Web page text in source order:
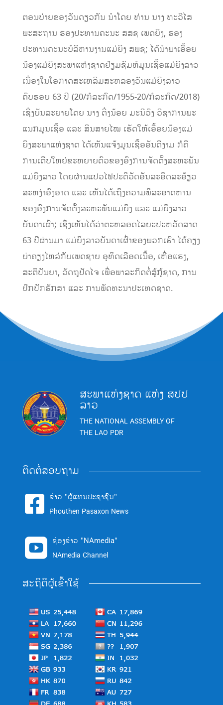
​ຕອນ​ບ່າຍ​ຂອງ​ວັນ​ດຽວກັນ ນຳ​ໂດຍ ທ່ານ ນາງ ທະວີ​ໄສ
ພະ​ສະ​ຖານ ຮອງ​ປະທານ​ຄະນະ ສສຊ ​ເພດ​ຍິງ, ຮອງ​
ປະທານຄະນະ​ບໍລິຫານ​ງານ​​ແມ່ຍິງ ສພຊ; ​ໄດ້​ນຳພາ​ເອື້ອຍ
ນ້ອງ​ແມ່ຍິງ​ສະພາ​ແຫ່ງ​ຊາດ​ຢ້ຽມຊົມຫໍ​ມູນ​ເຊື້ອ​ແມ່​ຍິ​ງລາວ
​ເນື່ອງ​ໃນ​ໂອກາ​ດສະ​ເຫລີ​ມສະຫລອງວັນ​ແມ່ຍິງ​ລາວ
ຄົບຮອບ 63 ປີ (20/ກໍລະກົດ/1955-20/ກໍລະກົດ/2018)
​ເຊິ່ງບັນ​ລະ​ຍາຍ​ໂດຍ ນາງ ຕິ່ງ​ນ້ອຍ ມະນີ​ວົງ ວິຊາ​ການ​ພະ​
ແນ​ກມູນ​ເຊື້ອ ​ແລະ ສິນ​ສາຍ​ໄໝ ​​ເຮັດ​ໃຫ້​ເອື້ອຍນ້ອງ​ແມ່
ຍິງສະພາ​ແຫ່ງ​ຊາດ ​ໄດ້​ເຫັນ​ແຈ້ງ​ມູນ​ເຊື້ອອັນ​ດີງາມ ກໍຄື​
ການ​ເຕີບ​ໃຫຍ່​ຂະຫຍາຍຕົວ​ຂອງ​ອົງການ​ຈັດ​ຕັ້ງ​ສະຫະພັນ​
ແມ່ຍິງ​ລາວ ​ໂດຍ​ຜ່ານ​ແປວ​ໄຟ​ປະຕິວັດ​ອັນ​ລະ​ອິດ​ລະ​ອ້ຽວ
ສະຫງ່າ​ອົງອາດ ​ແລະ ​ເຫັນ​ໄດ້​ເຖິງ​ຄວາມ​ພິລະອາດ​ຫານ​
ຂອງ​ອົງການ​ຈັດ​ຕັ້ງ​ສະຫະພັນ​ແມ່ຍິງ ​ແລະ ​ແມ່ຍິງ​ລາວ​
ບັນດາ​ເຜົ່າ; ​ເຊິ່ງ​ເຫັນ​ໄດ້​ວ່າ​ຕະຫລອດ​ໄລຍະ​ປະຫວັດສາດ
63 ປີຜ່ານມາ ​ແມ່ຍິງ​ລາວ​ບັນດາ​ເຜົ່າ​ຂອງ​ພວກ​ເຮົາ ​ໄດ້​ຄຽງ
ບ່າ​ຄຽງ​ໄຫລ່​ກັບ​ເພດ​ຊາຍ ອຸທິດ​ເລືອດ​ເນື້ອ, ​ເຫື່​ອ​ແຮງ,
ສະຕິ​ປັນຍາ, ວັດຖຸ​ປັດ​ໄຈ ​ເພື່ອ​ພາລະກິດ​ຕໍ່ສູ້​ກູ້​ຊາດ, ການ​
ປົກ​ປັກ​ຮັກສາ ​ແລະ ການ​ພັດທະນາ​ປະ​ເທດ​ຊາດ.
ສະພາແຫ່ງຊາດ ແຫ່ງ ສປປ
ລາວ
THE NATIONAL ASSEMBLY OF
THE LAO PDR
ຕິດຕໍ່ສອບຖາມ
 ຂ່າວ "ຜູ້ແທນປະຊາຊົນ"
Phouthen Pasaxon News
 ຊ່ອງຂ່າວ "NAmedia"
NAmedia Channel
ສະຖິຕິຜູ້ເຂົ້າໃຊ້